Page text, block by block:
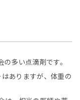
多い点滴剤です。
ありますが、体重の